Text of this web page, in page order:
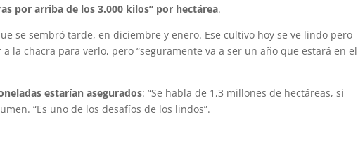
por arriba de los 3.000 kilos” por hectárea.
se sembró tarde, en diciembre y enero. Ese cultivo hoy se ve lindo pero
la chacra para verlo, pero “seguramente va a ser un año que estará en el
estarían asegurados: “Se habla de 1,3 millones de hectáreas, si
“Es uno de los desafíos de los lindos”.